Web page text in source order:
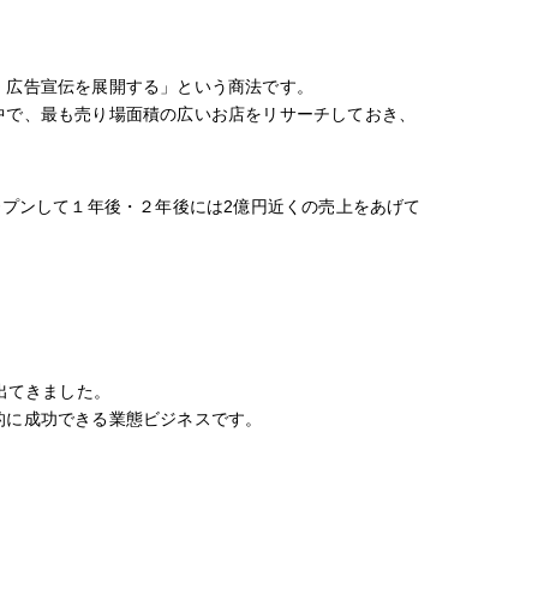
告宣伝を展開する」という商法です。
、最も売り場面積の広いお店をリサーチしておき、
ンして１年後・２年後には2億円近くの売上をあげて
きました。
成功できる業態ビジネスです。